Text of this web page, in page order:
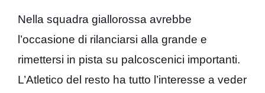
Nella squadra giallorossa avrebbe
l’occasione di rilanciarsi alla grande e
rimettersi in pista su palcoscenici importanti.
L’Atletico del resto ha tutto l’interesse a veder